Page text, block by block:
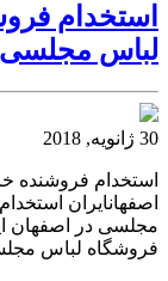
استخدام
لباس مجلسی
30 ژانویه, 2018
استخدام فروشنده
اصفهانایران
مجلسی در اصفهان
فروشگاه لباس